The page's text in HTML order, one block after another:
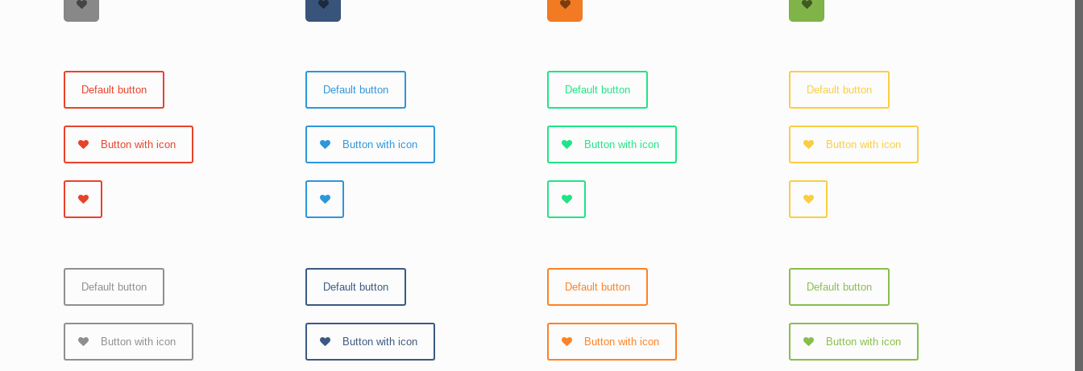
Default button
Button with icon
Default button
Button with icon
Default button
Button with icon
Default button
Button with icon
Default button
Button with icon
Default button
Button with icon
Default button
Button with icon
Default button
Button with icon